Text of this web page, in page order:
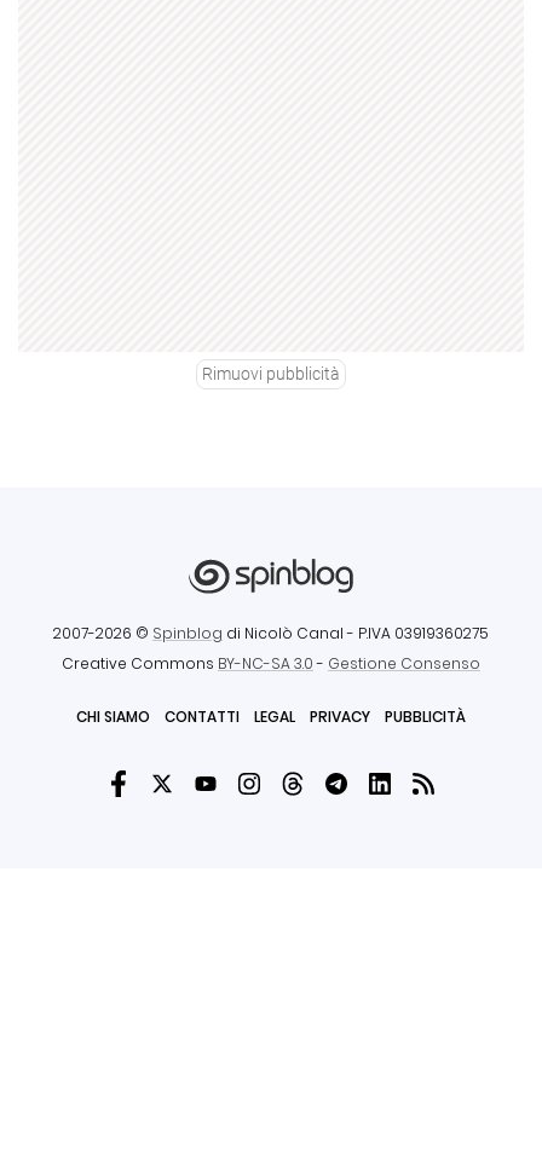
Rimuovi pubblicità
2007-2026 © Spinblog di Nicolò Canal - P.IVA 03919360275
Creative Commons BY-NC-SA 3.0- Gestione Consenso
CHI SIAMO CONTATTI LEGAL PRIVACY PUBBLICITÀ